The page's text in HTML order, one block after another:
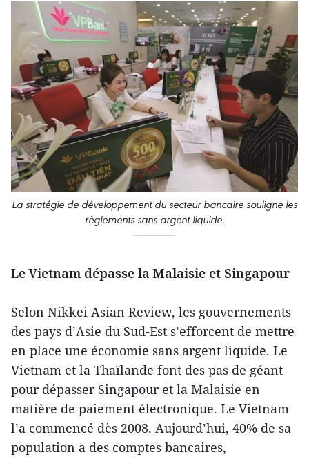
La stratégie de développement du secteur bancaire souligne les
règlements sans argent liquide.
Le Vietnam dépasse la Malaisie et Singapour
Selon Nikkei Asian Review, les gouvernements
des pays d’Asie du Sud-Est s’efforcent de mettre
en place une économie sans argent liquide. Le
Vietnam et la Thaïlande font des pas de géant
pour dépasser Singapour et la Malaisie en
matière de paiement électronique. Le Vietnam
l’a commencé dès 2008. Aujourd’hui, 40% de sa
population a des comptes bancaires,